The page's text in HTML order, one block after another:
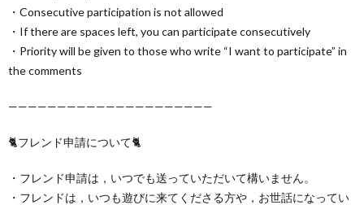
・Consecutive participation is not allowed
・If there are spaces left, you can participate consecutively
・Priority will be given to those who write “I want to participate” in
the comments
—————————————————————
🐈フレンド申請について🐈
・フレンド申請は，いつでも送っていただいて構いません。
・フレンドは，いつも遊びに来てくださる方や，お世話になってい